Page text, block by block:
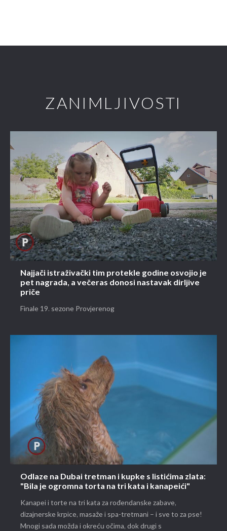
ZANIMLJIVOSTI
Najjači istraživački tim protekle godine osvojio je
pet nagrada, a večeras donosi nastavak dirljive
priče
Finale 19. sezone Provjerenog
Odlaze na Dubai tretman i kupke s listićima zlata:
"Bila je ogromna torta na tri kata i kanapeići"
Kanapei i torte na tri kata za rođendanske zabave,
dizajnerske krpice, masaže i spa-tretmani – i sve to za pse!
Mnogi sada možda i okreću očima, dok drugi s